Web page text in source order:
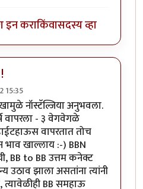
इन कराकिंवासदस्य व्हा
15:35
नॉस्टॅल्जिया अनुभवला.
वापरला - ३ वेगवेगळे
वापरतात तोच
भाव खाल्लाय :-) BBN
BB to BB उत्तम कनेक्ट
उठाव झाला असतांना त्यांनी
BB समहाऊ